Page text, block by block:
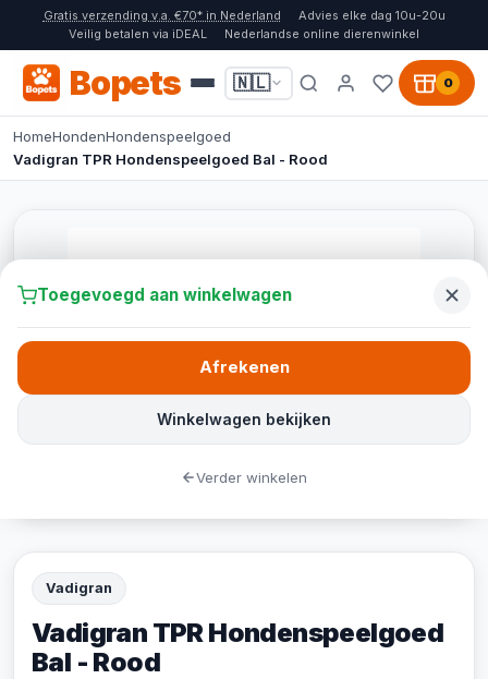
Gratis verzending v.a. €70* in Nederland
Advies elke dag 10u-20u
Veilig betalen via iDEAL
Nederlandse online dierenwinkel
Bopets 🇳🇱 0
HomeHondenHondenspeelgoed
Vadigran TPR Hondenspeelgoed Bal - Rood
Vadigran
Vadigran TPR Hondenspeelgoed
Bal - Rood
Toegevoegd aan winkelwagen
Winkelwagen bekijken
Afrekenen
Verder winkelen